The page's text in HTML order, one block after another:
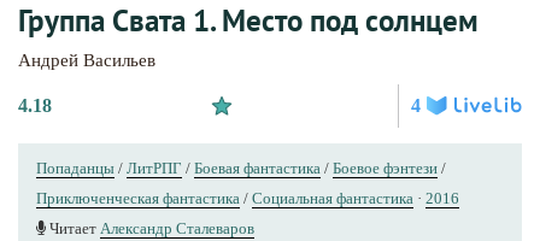
Группа Свата 1. Место под солнцем
Андрей Васильев
4.18 4
Попаданцы / ЛитРПГ / Боевая фантастика / Боевое фэнтези /
Приключенческая фантастика / Социальная фантастика · 2016
Читает Александр Сталеваров